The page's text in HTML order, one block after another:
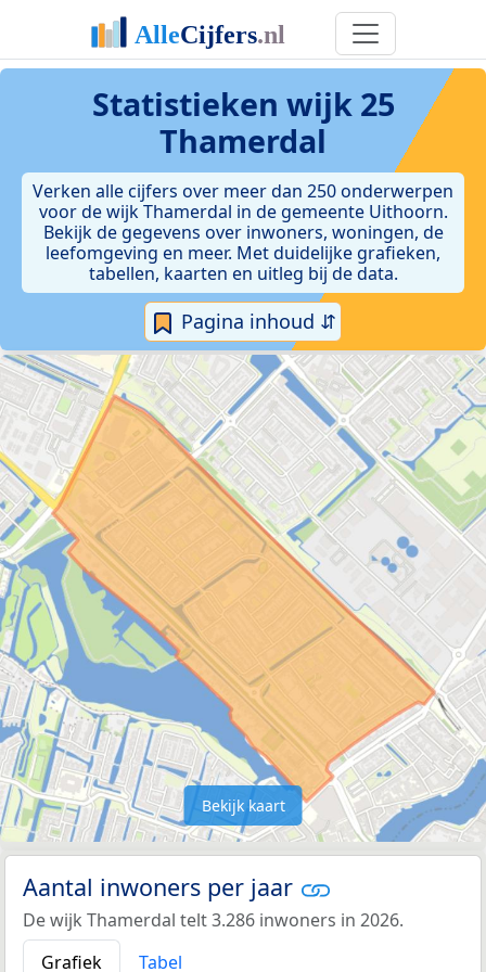
Statistieken wijk 25
Thamerdal
Verken alle cijfers over meer dan 250 onderwerpen
voor de wijk Thamerdal in de gemeente Uithoorn.
Bekijk de gegevens over inwoners, woningen, de
leefomgeving en meer. Met duidelijke grafieken,
tabellen, kaarten en uitleg bij de data.
Pagina inhoud ⇵
Bekijk kaart
Aantal inwoners per jaar
De wijk Thamerdal telt 3.286 inwoners in 2026.
Grafiek
Tabel